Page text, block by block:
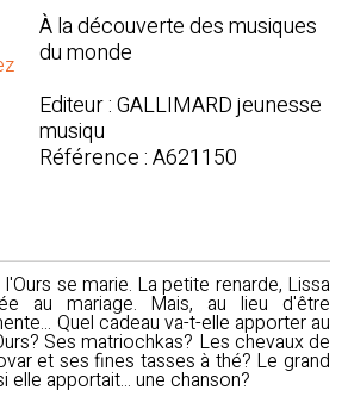
À la découverte des musiques
du monde
Editeur : GALLIMARD jeunesse
musiqu
Référence : A621150
se marie. La petite renarde, Lissa
au mariage. Mais, au lieu d'être
Quel cadeau va-t-elle apporter au
Ses matriochkas? Les chevaux de
et ses fines tasses à thé? Le grand
elle apportait... une chanson?